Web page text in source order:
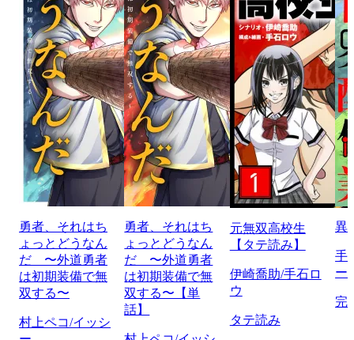
勇者、それはち
ょっとどうなん
だ 〜外道勇者
は初期装備で無
双する〜
村上ペコ/イッシ
勇者、それはち
ょっとどうなん
だ 〜外道勇者
は初期装備で無
双する〜【単
話】
元無双高校生
【タテ読み】
伊崎喬助/手石ロ
ウ
タテ読み
異
手
ー
完